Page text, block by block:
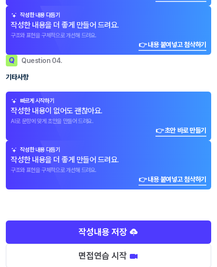
작성한 내용 다듬기
작성한 내용을 더 좋게 만들어 드려요.
구조와 표현을 구체적으로 개선해 드려요.
👉 내용 붙여넣고 첨삭하기
Q Question 04.
기타사항
빠르게 시작하기
작성한 내용이 없어도 괜찮아요.
AI로 문항에 맞게 초안을 만들어 드려요.
👉 초안 바로 만들기
작성한 내용 다듬기
작성한 내용을 더 좋게 만들어 드려요.
구조와 표현을 구체적으로 개선해 드려요.
👉 내용 붙여넣고 첨삭하기
작성내용 저장
면접연습 시작